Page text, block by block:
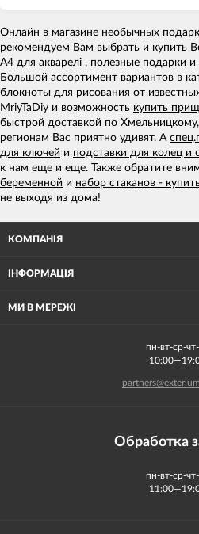
Онлайн в магазине необычных
рекомендуем Вам выбрать и купить
А4 для акварелі , полезные подарки
Большой ассортимент вариантов в
блокноты для рисования от
MriyTaDiy и возможность купить
быстрой доставкой по
регионам Вас приятно удивят. А
для ключей и подставки для колец и
к нам еще и еще. Также обратите
беременной и набор стаканов -
не выходя из дома!
КОМПАНІЯ
ІНФОРМАЦІЯ
МИ В МЕРЕЖІ
пн-вт-ср-
Обработка
пн-вт-ср-